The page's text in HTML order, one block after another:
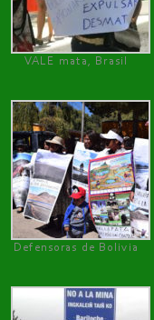
VALE mata, Brasil
Defensoras de Bolivia